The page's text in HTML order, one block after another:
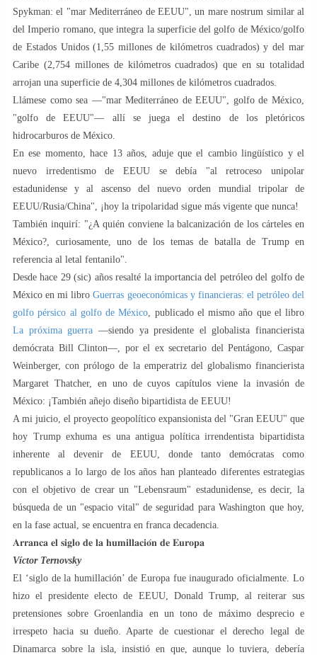
Spykman: el "mar Mediterráneo de EEUU", un mare nostrum similar al
del Imperio romano, que integra la superficie del golfo de México/golfo
de Estados Unidos (1,55 millones de kilómetros cuadrados) y del mar
Caribe (2,754 millones de kilómetros cuadrados) que en su totalidad
arrojan una superficie de 4,304 millones de kilómetros cuadrados.
Llámese como sea —"mar Mediterráneo de EEUU", golfo de México,
"golfo de EEUU"— allí se juega el destino de los pletóricos
hidrocarburos de México.
En ese momento, hace 13 años, aduje que el cambio lingüístico y el
nuevo irredentismo de EEUU se debía "al retroceso unipolar
estadunidense y al ascenso del nuevo orden mundial tripolar de
EEUU/Rusia/China", ¡hoy la tripolaridad sigue más vigente que nunca!
También inquirí: "¿A quién conviene la balcanización de los cárteles en
México?, curiosamente, uno de los temas de batalla de Trump en
referencia al letal fentanilo".
Desde hace 29 (sic) años resalté la importancia del petróleo del golfo de
México en mi libroGuerras geoeconómicas y financieras: el petróleo del
golfo pérsico al golfo de México , publicado el mismo año que el libro
La próxima guerra —siendo ya presidente el globalista financierista
demócrata Bill Clinton—, por el ex secretario del Pentágono, Caspar
Weinberger, con prólogo de la emperatriz del globalismo financierista
Margaret Thatcher, en uno de cuyos capítulos viene la invasión de
México: ¡También añejo diseño bipartidista de EEUU!
A mi juicio, el proyecto geopolítico expansionista del "Gran EEUU" que
hoy Trump exhuma es una antigua política irrendentista bipartidista
inherente al devenir de EEUU, donde tanto demócratas como
republicanos a lo largo de los años han planteado diferentes estrategias
con el objetivo de crear un "Lebensraum" estadunidense, es decir, la
búsqueda de un "espacio vital" de seguridad para Washington que hoy,
en la fase actual, se encuentra en franca decadencia.
𝐀𝐫𝐫𝐚𝐧𝐜𝐚 𝐞𝐥 𝐬𝐢𝐠𝐥𝐨 𝐝𝐞 𝐥𝐚 𝐡𝐮𝐦𝐢𝐥𝐥𝐚𝐜𝐢𝐨́𝐧 𝐝𝐞 𝐄𝐮𝐫𝐨𝐩𝐚
Víctor Ternovsky
El ‘siglo de la humillación’ de Europa fue inaugurado oficialmente. Lo
hizo el presidente electo de EEUU, Donald Trump, al reiterar sus
pretensiones sobre Groenlandia en un tono de máximo desprecio e
irrespeto hacia su dueño. Aparte de cuestionar el derecho legal de
Dinamarca sobre la isla, insistió en que, aunque lo tuviera, debería